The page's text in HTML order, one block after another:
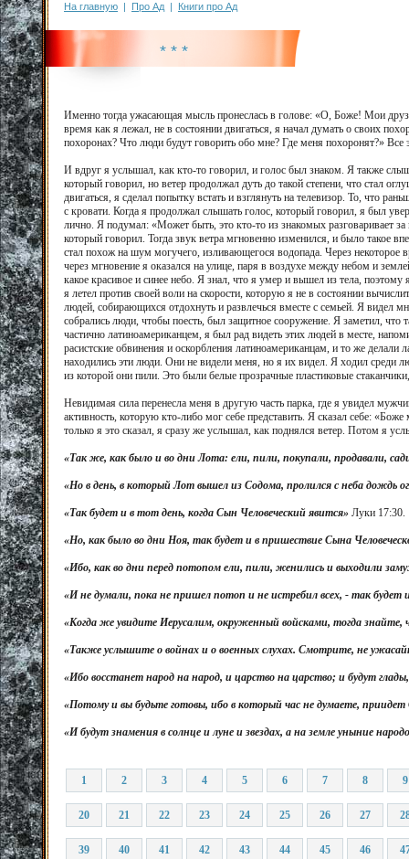
На главную | Про Ад | Книги про Ад
* * *
Именно тогда ужасающая мысль пронеслась в голове: «О, Боже! Мои
время как я лежал, не в состоянии двигаться, я начал думать о своих
похоронах? Что люди будут говорить обо мне? Где меня похоронят?»
И вдруг я услышал, как кто-то говорил, и голос был знаком. Я также
который говорил, но ветер продолжал дуть до такой степени, что стал
двигаться, я сделал попытку встать и взглянуть на телевизор. То, что
с кровати. Когда я продолжал слышать голос, который говорил, я был
лично. Я подумал: «Может быть, это кто-то из знакомых разговаривает
который говорил. Тогда звук ветра мгновенно изменился, и было такое
стал похож на шум могучего, изливающегося водопада. Через
через мгновение я оказался на улице, паря в воздухе между небом и
какое красивое и синее небо. Я знал, что я умер и вышел из тела,
я летел против своей воли на скорости, которую я не в состоянии
людей, собирающихся отдохнуть и развлечься вместе с семьей. Я видел
собрались люди, чтобы поесть, был защитное сооружение. Я заметил,
частично латиноамериканцем, я был рад видеть этих людей в месте,
расистские обвинения и оскорбления латиноамериканцам, и то же
находились эти люди. Они не видели меня, но я их видел. Я ходил среди
из которой они пили. Это были белые прозрачные пластиковые
Невидимая сила перенесла меня в другую часть парка, где я увидел
активность, которую кто-либо мог себе представить. Я сказал себе:
только я это сказал, я сразу же услышал, как поднялся ветер. Потом я
«Так же, как было и во дни Лота: ели, пили, покупали, продавали,
«Но в день, в который Лот вышел из Содома, пролился с неба дождь
«Так будет и в тот день, когда Сын Человеческий явится» Луки 17:30.
«Но, как было во дни Ноя, так будет и в пришествие Сына
«Ибо, как во дни перед потопом ели, пили, женились и выходили
«И не думали, пока не пришел потоп и не истребил всех, - так будет
«Когда же увидите Иерусалим, окруженный войсками, тогда знайте,
«Также услышите о войнах и о военных слухах. Смотрите, не
«Ибо восстанет народ на народ, и царство на царство; и будут
«Потому и вы будьте готовы, ибо в который час не думаете,
«И будут знамения в солнце и луне и звездах, а на земле уныние
1 2 3 4 5 6 7 8 9
20 21 22 23 24 25 26 27
39 40 41 42 43 44 45 46